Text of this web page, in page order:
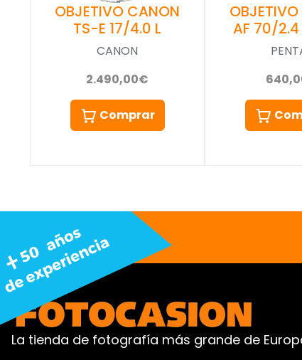
OBJETIVO CANON
TS-E 17/4.0 L
CANON
2.490,00€
Comprar
OBJETIVO
AF 70/
La tienda de fotografía más grande de